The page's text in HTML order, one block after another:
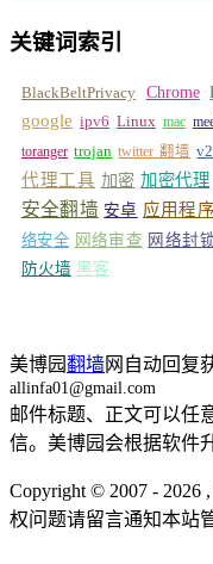
关键词索引
BlackBeltPrivacy Chrome
google ipv6 Linux mac
toranger trojan twitter 翻墙
代理工具 加密 加密代理
安全翻墙 安卓 应用程序
络安全 网络审查 网络封
防火墙 黑客
美博园翻墙网自动回复
allinfa01@gmail.com
邮件标题、正文可以任
信。美博园会根据软件
Copyright © 2007 - 2026
权问题请留言通知本站